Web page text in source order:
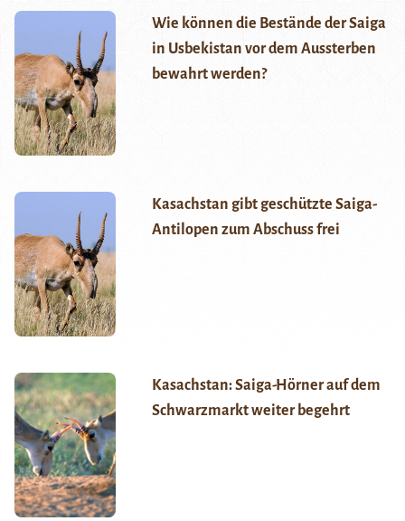
Wie können die Bestände der Saiga
in Usbekistan vor dem Aussterben
bewahrt werden?
Kasachstan gibt geschützte Saiga-
Antilopen zum Abschuss frei
Kasachstan: Saiga-Hörner auf dem
Schwarzmarkt weiter begehrt